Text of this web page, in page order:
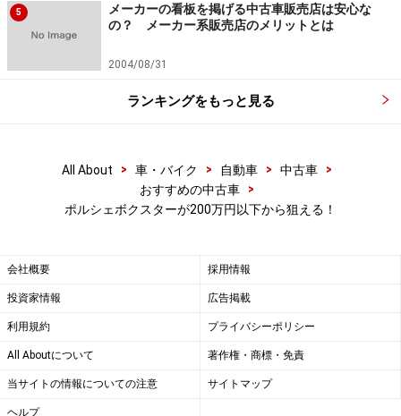
5
メーカーの看板を掲げる中古車販売店は安心な
の？ メーカー系販売店のメリットとは
2004/08/31
ランキングをもっと見る
All About > 車・バイク > 自動車 > 中古車
>
おすすめの中古車
>
ポルシェボクスターが200万円以下から狙える！
会社概要 採用情報
投資家情報 広告掲載
利用規約 プライバシーポリシー
All Aboutについて 著作権・商標・免責
当サイトの情報についての注意 サイトマップ
ヘルプ